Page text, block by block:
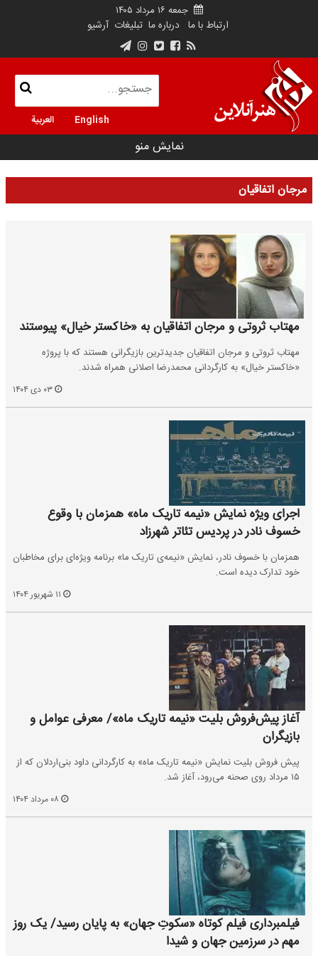
جمعه ۱۶ مرداد ۱۴۰۵
ارتباط با ما درباره ما تبلیغات آرشیو
English العربية
نمایش منو
مرجان اتفاقیان
مهتاب ثروتی و مرجان اتفاقیان به «خاکستر خیال» پیوستند
مهتاب ثروتی و مرجان اتفاقیان جدیدترین بازیگرانی هستند که با پروژه
«خاکستر خیال» به کارگردانی محمدرضا اصلانی همراه شدند.
اجرای ویژه نمایش «نیمه تاریک ماه» همزمان با وقوع
خسوف نادر در پردیس تئاتر شهرزاد
همزمان با خسوف نادر، نمایش «نیمه‌ی تاریک ما» برنامه ویژه‌ای برای مخاطبان
خود تدارک دیده است.
آغاز پیش‌فروش بلیت «نیمه تاریک ماه»/ معرفی عوامل و
بازیگران
پیش فروش بلیت نمایش «نیمه تاریک ماه» به کارگردانی داود بنی‌اردلان که از
۱۵ مرداد روی صحنه می‌رود، آغاز شد.
فیلمبرداری فیلم کوتاه «سکوتِ جهان» به پایان رسید/ یک روز
مهم در سرزمین جهان و شیدا